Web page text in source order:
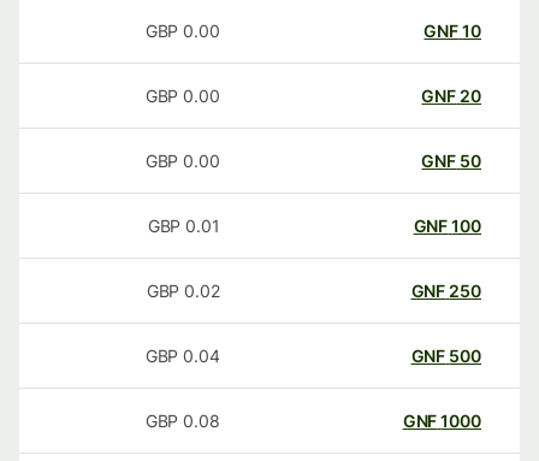
GNF
0.00
GBP
20
GNF
0.00
GBP
50
GNF
0.00
GBP
100
GNF
0.01
GBP
250
GNF
0.02
GBP
500
GNF
0.04
GBP
1000
GNF
0.08
GBP